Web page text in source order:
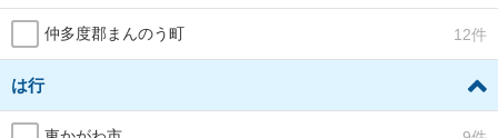
仲多度郡まんのう町 12件
は行